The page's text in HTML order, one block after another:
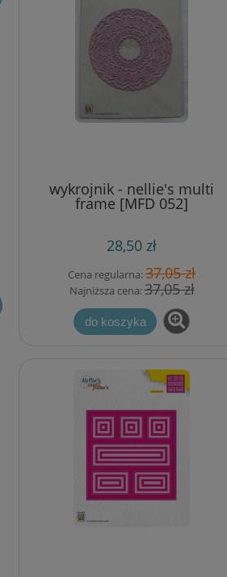
wykrojnik - nellie's multi
frame [MFD 052]
28,50 zł
Cena regularna:37,05 zł
Najniższa cena:37,05 zł
do koszyka